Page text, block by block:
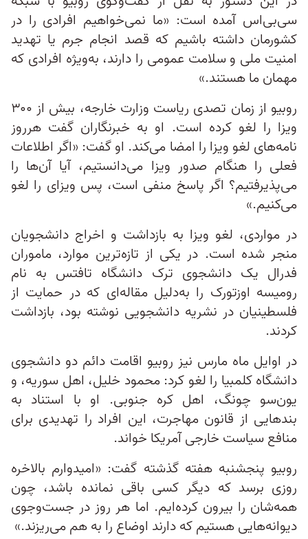
سی‌بی‌اس آمده است: «ما نمی‌خواهیم افرادی را در
کشورمان داشته باشیم که قصد انجام جرم یا تهدید
امنیت ملی و سلامت عمومی را دارند، به‌ویژه افرادی که
مهمان ما هستند.»
روبیو از زمان تصدی ریاست وزارت خارجه، بیش از ۳۰۰
ویزا را لغو کرده است. او به خبرنگاران گفت هرروز
نامه‌های لغو ویزا را امضا می‌کند. او گفت: «اگر اطلاعات
فعلی را هنگام صدور ویزا می‌دانستیم، آیا آن‌ها را
می‌پذیرفتیم؟ اگر پاسخ منفی است، پس ویزای را لغو
می‌کنیم.»
در مواردی، لغو ویزا به بازداشت و اخراج دانشجویان
منجر شده است. در یکی از تازه‌ترین موارد، ماموران
فدرال یک دانشجوی ترک دانشگاه تافتس به نام
رومیسه اوزتورک را به‌دلیل مقاله‌ای که در حمایت از
فلسطینیان در نشریه دانشجویی نوشته بود، بازداشت
کردند.
در اوایل ماه مارس نیز روبیو اقامت دائم دو دانشجوی
دانشگاه کلمبیا را لغو کرد: محمود خلیل، اهل سوریه، و
یون‌سو چونگ، اهل کره جنوبی. او با استناد به
بندهایی از قانون مهاجرت، این افراد را تهدیدی برای
منافع سیاست خارجی آمریکا خواند.
روبیو پنجشنبه هفته گذشته گفت: «امیدوارم بالاخره
روزی برسد که دیگر کسی باقی نمانده باشد، چون
همه‌شان را بیرون کرده‌ایم. اما هر روز در جست‌و‌جوی
دیوانه‌هایی هستیم که دارند اوضاع را به‌ هم می‌ریزند.»